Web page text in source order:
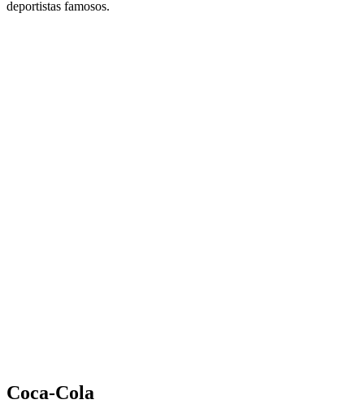
deportistas famosos.
Coca-Cola